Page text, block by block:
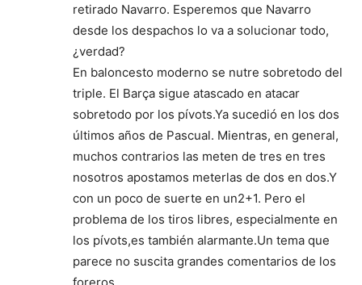
retirado Navarro. Esperemos que Navarro
desde los despachos lo va a solucionar todo,
¿verdad?
En baloncesto moderno se nutre sobretodo del
triple. El Barça sigue atascado en atacar
sobretodo por los pívots.Ya sucedió en los dos
últimos años de Pascual. Mientras, en general,
muchos contrarios las meten de tres en tres
nosotros apostamos meterlas de dos en dos.Y
con un poco de suerte en un2+1. Pero el
problema de los tiros libres, especialmente en
los pívots,es también alarmante.Un tema que
parece no suscita grandes comentarios de los